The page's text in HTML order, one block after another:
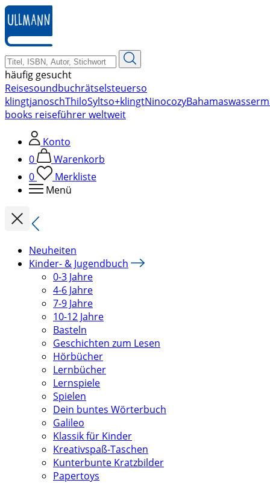
zum
Hauptinhalt
springen
häufig gesucht
Reisesoundbuchrätselsteuerso
klingtjanoschThiloSyltso+klingtNinocozyBahamas
books reiseführer weltweit
Konto
0
Warenkorb
0
Merkliste
Menü
Neuheiten
Kinder- & Jugendbuch
0-3 Jahre
4-6 Jahre
7-9 Jahre
10-12 Jahre
Basteln
Geschichten zum Lesen
Hörbücher
Lernbücher
Lernspiele
Spielen
Dein buntes Wörterbuch
Galileo
Klassik für Kinder
Kreativspaß-Taschen
Kunterbunte Kratzbilder
Papertoys